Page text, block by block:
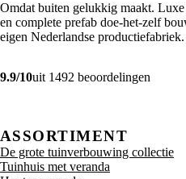
Omdat buiten gelukkig maakt.
en complete prefab doe-het-zelf
eigen Nederlandse productiefabriek.
9.9/10uit 1492 beoordelingen
ASSORTIMENT
De grote tuinverbouwing collectie
Tuinhuis met veranda